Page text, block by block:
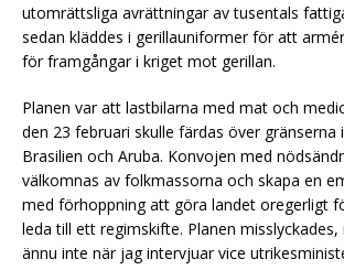
utomrättsliga avrättningar av tusentals
sedan kläddes i gerillauniformer för att
för framgångar i kriget mot gerillan.
Planen var att lastbilarna med mat och
den 23 februari skulle färdas över gränserna
Brasilien och Aruba. Konvojen med
välkomnas av folkmassorna och skapa en
med förhoppning att göra landet oregerligt
leda till ett regimskifte. Planen
ännu inte när jag intervjuar vice